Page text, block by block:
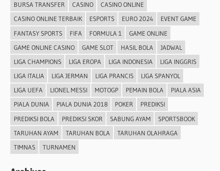
BURSA TRANSFER
CASINO
CASINO ONLINE
CASINO ONLINE TERBAIK
ESPORTS EURO 2024
EVENT GAME
FANTASY SPORTS
FIFA FORMULA 1
GAME ONLINE
GAME ONLINE CASINO
GAME SLOT HASIL BOLA
JADWAL
LIGA CHAMPIONS
LIGA EROPA LIGA INDONESIA
LIGA INGGRIS
LIGA ITALIA
LIGA JERMAN LIGA PRANCIS
LIGA SPANYOL
LIGA UEFA
LIONEL MESSI MOTOGP PEMAIN BOLA
PIALA ASIA
PIALA DUNIA
PIALA DUNIA 2018 POKER
PREDIKSI
PREDIKSI BOLA
PREDIKSI SKOR SABUNG AYAM
SPORTSBOOK
TARUHAN AYAM
TARUHAN BOLA
TARUHAN OLAHRAGA
TIMNAS
TURNAMEN